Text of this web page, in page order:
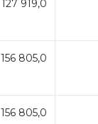
127 919,0
156 805,0
156 805,0